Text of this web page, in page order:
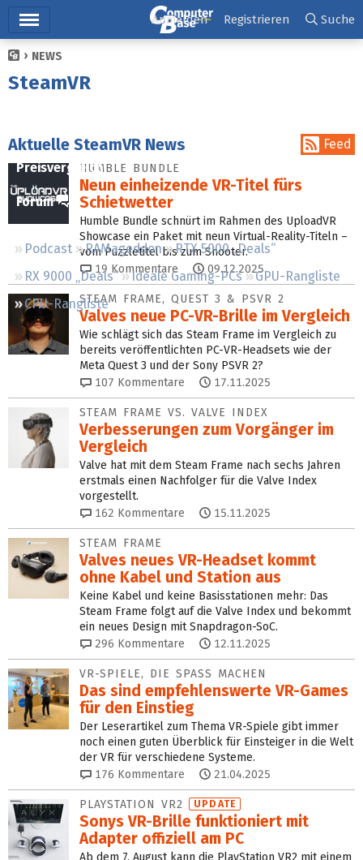
Ticker
Downloads
Preisvergleich
Forum
Podcast RAMageddon
RTX 5000 „Deals“
RX 9000 „Deals“
Ideale Gaming-PCs
GPU-Rangliste
CPU-Rangliste
Anmelden Registrieren Suche
NEWS
SteamVR
Aktuelle SteamVR News Feed
HUMBLE BUNDLE
Neun einheizende VR-Titel fürs
Schietwetter
Humble Bundle schnürt im Rahmen des UploadVR
Showcase ein Paket mit neun Virtual-Reality-Titeln –
vom Puzzletitel bis zum Shooter.
19 Kommentare 09.12.2025
STEAM FRAME, QUEST 3 & PSVR 2
Valves neue PC-VR-Brille im Vergleich
Wie schlägt sich das Steam Frame im Vergleich zu
bereits veröffentlichten PC-VR-Headsets wie der
Meta Quest 3 und der Sony PSVR 2?
107 Kommentare 17.11.2025
STEAM FRAME VS. VALVE INDEX
Verbesserungen zum Vorgänger im
Vergleich
Valve hat mit dem Steam Frame nach sechs Jahren
erstmals einen Nachfolger für die Valve Index
vorgestellt.
162 Kommentare 15.11.2025
STEAM FRAME
Valves neues VR-Headset kommt
ohne Kabel und Station aus
Keine Kabel und keine Basisstationen mehr: Das
Steam Frame folgt auf die Valve Index und bekommt
ein neues Design mit Snapdragon-SoC.
296 Kommentare 12.11.2025
VR-SPIELE, DIE SPASS MACHEN
Das sind empfehlenswerte VR-Games
für den Einstieg
Der Leserartikel zum Thema VR-Spiele gibt immer
noch einen guten Überblick für Einsteiger in die Welt
der VR für verschiedene Systeme.
176 Kommentare 21.04.2025
PLAYSTATION VR2 UPDATE
Sonys VR-Brille funktioniert mit
Adapter offiziell am PC
Ab dem 7. August kann die PlayStation VR2 mit einem